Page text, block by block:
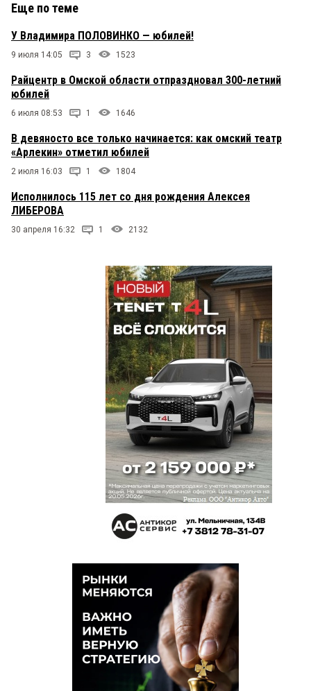
Еще по теме
У Владимира ПОЛОВИНКО — юбилей!
9 июля 14:05 3 1523
Райцентр в Омской области отпраздновал 300-летний
юбилей
6 июля 08:53 1 1646
В девяносто все только начинается: как омский театр
«Арлекин» отметил юбилей
2 июля 16:03 1 1804
Исполнилось 115 лет со дня рождения Алексея
ЛИБЕРОВА
30 апреля 16:32 1 2132